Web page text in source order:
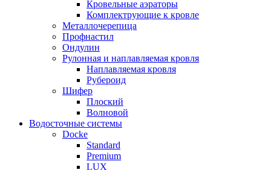
Кровельные аэраторы
Комплектрующие к кровле
Металлочерепица
Профнастил
Ондулин
Рулонная и наплавляемая кровля
Наплавляемая кровля
Рубероид
Шифер
Плоский
Волновой
Водосточные системы
Docke
Standard
Premium
LUX